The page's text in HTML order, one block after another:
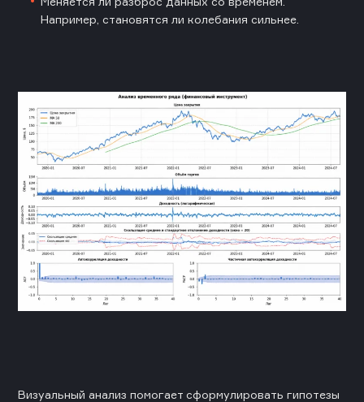
Например, становятся ли колебания сильнее.
Визуальный анализ помогает сформулировать гипотезы